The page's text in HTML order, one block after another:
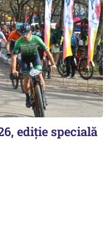
ediție specială